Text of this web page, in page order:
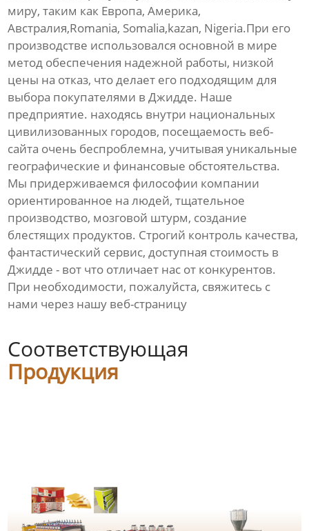
миру, таким как Европа, Америка,
Австралия,Romania, Somalia,kazan, Nigeria.При его
производстве использовался основной в мире
метод обеспечения надежной работы, низкой
цены на отказ, что делает его подходящим для
выбора покупателями в Джидде. Наше
предприятие. находясь внутри национальных
цивилизованных городов, посещаемость веб-
сайта очень беспроблемна, учитывая уникальные
географические и финансовые обстоятельства.
Мы придерживаемся философии компании
ориентированное на людей, тщательное
производство, мозговой штурм, создание
блестящих продуктов. Строгий контроль качества,
фантастический сервис, доступная стоимость в
Джидде - вот что отличает нас от конкурентов.
При необходимости, пожалуйста, свяжитесь с
нами через нашу веб-страницу
Соответствующая
Продукция